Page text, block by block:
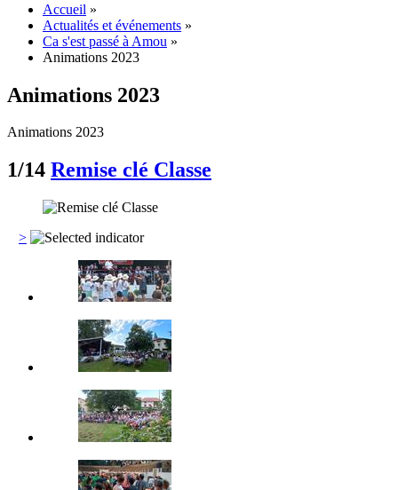
Accueil »
Actualités et événements »
Ca s'est passé à Amou »
Animations 2023
Animations 2023
Animations 2023
1/14 Remise clé Classe
>